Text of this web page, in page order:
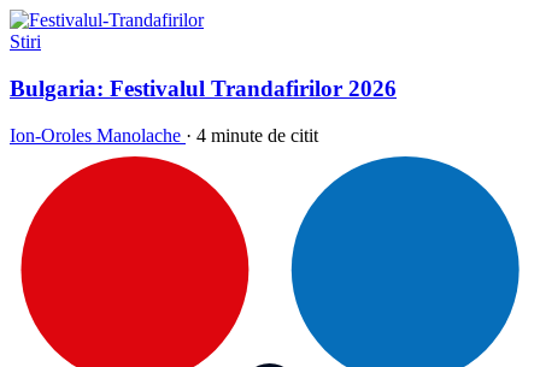
Stiri
Bulgaria: Festivalul Trandafirilor 2026
Ion-Oroles Manolache · 4 minute de citit